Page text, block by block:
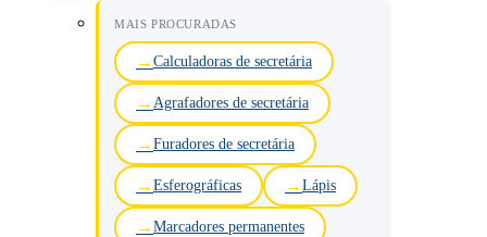
MAIS PROCURADAS
Calculadoras de secretária
Agrafadores de secretária
Furadores de secretária
Esferográficas Lápis
Marcadores permanentes